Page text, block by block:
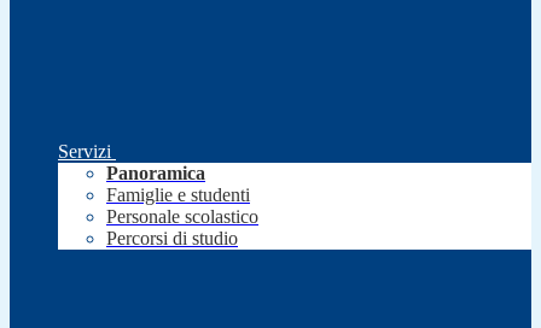
Servizi
Panoramica
Famiglie e studenti
Personale scolastico
Percorsi di studio